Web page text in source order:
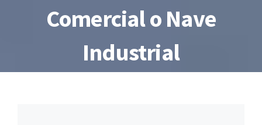
Comercial o Nave
Industrial